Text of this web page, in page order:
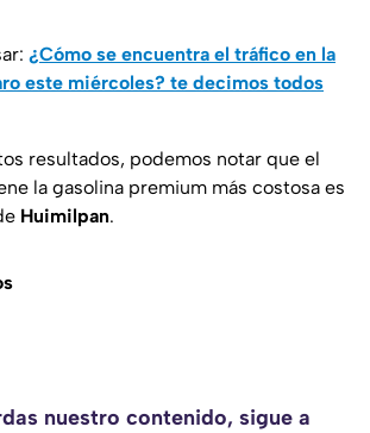
¿Cómo se encuentra el tráfico en la
este miércoles? te decimos todos
resultados, podemos notar que el
la gasolina premium más costosa es
Huimilpan.
nuestro contenido, sigue a